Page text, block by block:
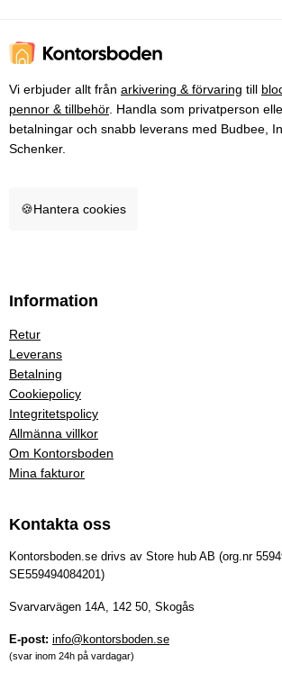
Vi erbjuder allt från arkivering & förvaring till
pennor & tillbehör. Handla som privatperson
betalningar och snabb leverans med Budbee,
Schenker.
🍪Hantera cookies
Information
Retur
Leverans
Betalning
Cookiepolicy
Integritetspolicy
Allmänna villkor
Om Kontorsboden
Mina fakturor
Kontakta oss
Kontorsboden.se drivs av Store hub AB (org.nr
SE559494084201)
Svarvarvägen 14A, 142 50, Skogås
E-post: info@kontorsboden.se
(svar inom 24h på vardagar)